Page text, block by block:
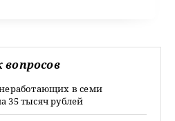
в семи
35 тысяч рублей